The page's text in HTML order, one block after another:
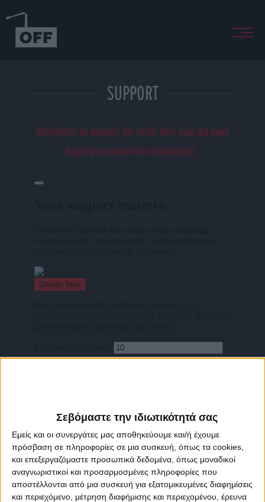
Σεβόμαστε την ιδιωτικότητά σας
Εμείς και οι συνεργάτες μας αποθηκεύουμε και/ή έχουμε
πρόσβαση σε πληροφορίες σε μια συσκευή, όπως τα cookies,
και επεξεργαζόμαστε προσωπικά δεδομένα, όπως μοναδικοί
αναγνωριστικοί και προσαρμοσμένες πληροφορίες που
αποστέλλονται από μια συσκευή για εξατομικευμένες διαφημίσεις
και περιεχόμενο, μέτρηση διαφήμισης και περιεχομένου, έρευνα
SUPPORT
Βασιζόμαστε σε ακροατές σαν εσένα. Κάνε τώρα μια μικρή
δωρεά για να ακούν όλοι #μουσικάρες .